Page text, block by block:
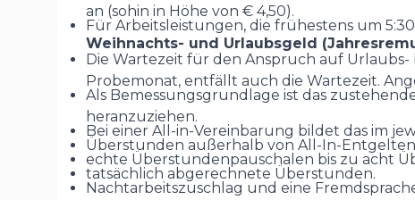
an (sohin in Höhe von € 4,50).
Für Arbeitsleistungen, die frühestens um
Weihnachts- und Urlaubsgeld
Die Wartezeit für den Anspruch auf
Probemonat, entfällt auch die Wartezeit.
Als Bemessungsgrundlage ist das
heranzuziehen.
Bei einer All-in-Vereinbarung bildet das im
Überstunden außerhalb von All-In-
echte Überstundenpauschalen bis zu acht
tatsächlich abgerechnete Überstunden.
Nachtarbeitszuschlag und eine